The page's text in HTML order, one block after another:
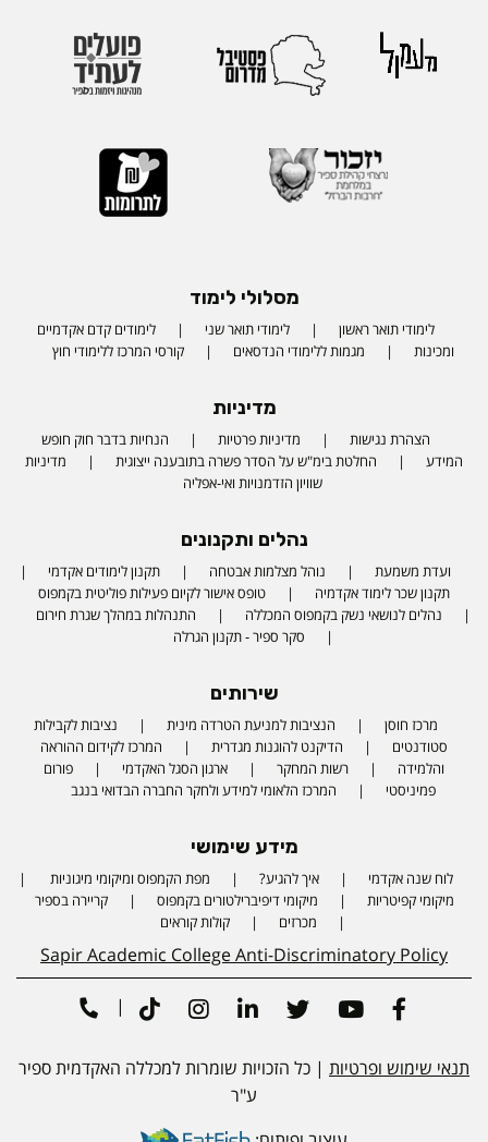
מסלולי לימוד
לימודי תואר ראשון לימודי תואר שני
לימודים קדם אקדמיים
ומכינות
מגמות ללימודי הנדסאים קורסי המרכז ללימודי חוץ
מדיניות
הצהרת נגישות מדיניות פרטיות
הנחיות בדבר חוק חופש
המידע
החלטת בימ"ש על הסדר פשרה בתובענה ייצוגית
מדיניות
שוויון הזדמנויות ואי-אפליה
נהלים ותקנונים
ועדת משמעת נוהל מצלמות אבטחה
תקנון לימודים אקדמי
תקנון שכר לימוד אקדמיה
טופס אישור לקיום פעילות פוליטית בקמפוס
נהלים לנושאי נשק בקמפוס המכללה
התנהלות במהלך שגרת חירום
סקר ספיר - תקנון הגרלה
שירותים
מרכז חוסן הנציבות למניעת הטרדה מינית
נציבות לקבילות
סטודנטים
הדיקנט להוגנות מגדרית
המרכז לקידום ההוראה
והלמידה
רשות המחקר ארגון הסגל האקדמי
פורום
פמיניסטי
המרכז הלאומי למידע ולחקר החברה הבדואי בנגב
מידע שימושי
לוח שנה אקדמי איך להגיע?
מפת הקמפוס ומיקומי מיגוניות
מיקומי קפיטריות
מיקומי דיפיברילטורים בקמפוס
קריירה בספיר
מכרזים
קולות קוראים
Sapir Academic College Anti-Discriminatory Policy
תנאי שימוש ופרטיות | כל הזכויות שומרות למכללה האקדמית ספיר
ע"ר
Facebook
Youtube
Twitter
Linkedin
Instagram
Tiktok
|
Phone number